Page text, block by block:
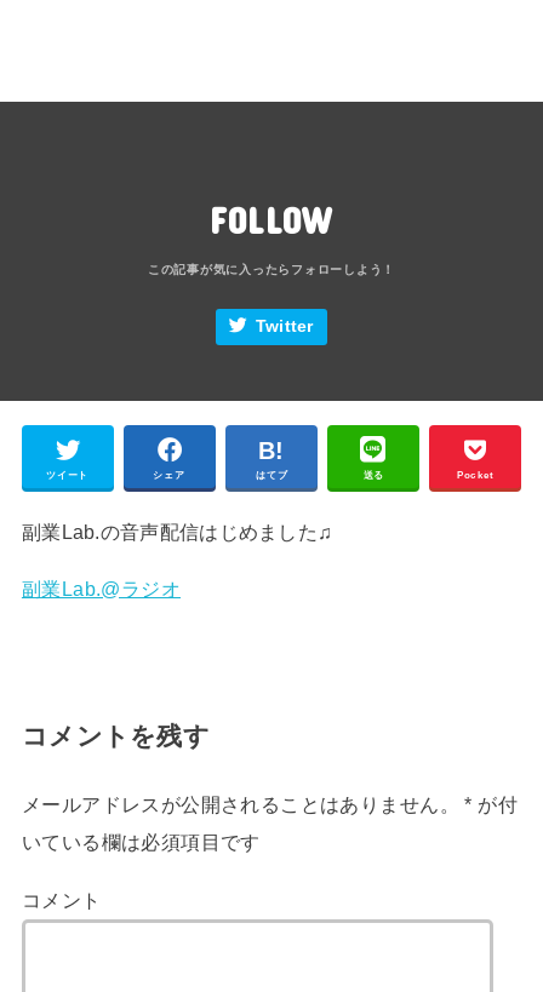
FOLLOW
Twitter
ツイート シェア はてブ 送る Pocket
副業Lab.の音声配信はじめました♫
副業Lab.@ラジオ
コメントを残す
メールアドレスが公開されることはありません。 * が付
いている欄は必須項目です
コメント